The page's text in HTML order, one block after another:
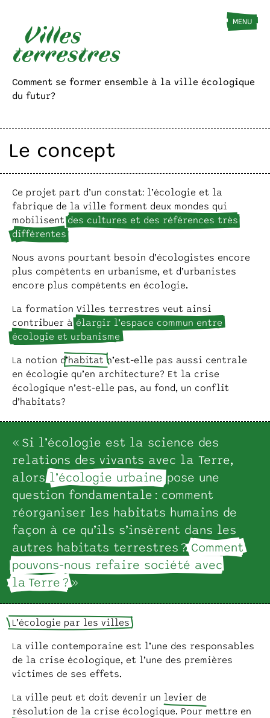
Comment se former ensemble à la ville écologique
du futur?
MENU
Le concept
Ce projet part d’un constat : l’écologie et la
fabrique de la ville forment deux mondes qui
mobilisentdes cultures et des références très
différentes.
Nous avons pourtant besoin d’écologistes encore
plus compétents en urbanisme, et d’urbanistes
encore plus compétents en écologie.
La formation Villes terrestres veut ainsi
contribuer à élargir l’espace commun entre
écologie et urbanisme
La notion d’habitat n’est-elle pas aussi centrale
en écologie qu’en architecture? Et la crise
écologique n’est-elle pas, au fond, un conflit
d’habitats?
« Si l’écologie est la science des
relations des vivants avec la Terre,
alorsl’écologie urbaine pose une
question fondamentale : comment
réorganiser les habitats humains de
façon à ce qu’ils s’insèrent dans les
autres habitats terrestres ?Comment
pouvons-nous refaire société avec
la Terre ?»
L’écologie par les villes
La ville contemporaine est l’une des responsables
de la crise écologique, et l’une des premières
victimes de ses effets.
La ville peut et doit devenir un levier de
résolution de la crise écologique. Pour mettre en